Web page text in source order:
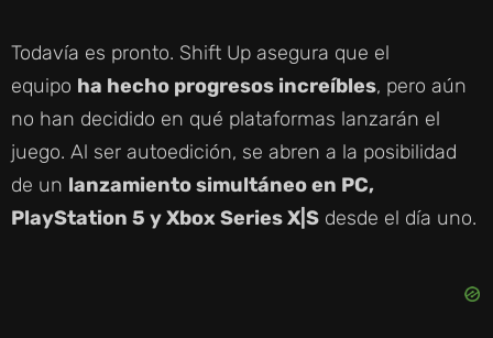
Todavía es pronto. Shift Up asegura que el
equipo ha hecho progresos increíbles, pero aún
no han decidido en qué plataformas lanzarán el
juego. Al ser autoedición, se abren a la posibilidad
de un lanzamiento simultáneo en PC,
PlayStation 5 y Xbox Series X|S desde el día uno.